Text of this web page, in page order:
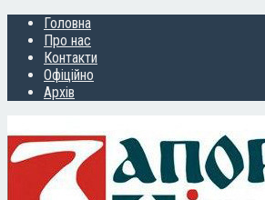
Головна
Про нас
Контакти
Офіційно
Архів